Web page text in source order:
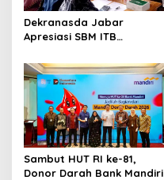
Dekranasda Jabar
Apresiasi SBM ITB
UMKM melalui Affiliate
Marketing
Sambut HUT RI ke-81,
Donor Darah Bank Mandiri